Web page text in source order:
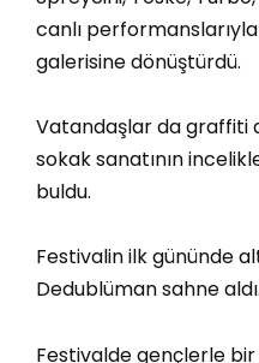
canlı performanslarıyla
galerisine dönüştürdü.
Vatandaşlar da graffiti
sokak sanatının
buldu.
Festivalin ilk gününde
Dedublüman sahne aldı.
Festivalde gençlerle